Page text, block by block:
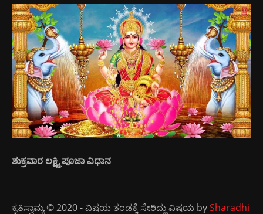
ಶುಕ್ರವಾರ ಲಕ್ಷ್ಮಿ ಪೂಜಾ ವಿಧಾನ
ಕೃತಿಸ್ವಾಮ್ಯ © 2020 - ವಿಷಯ ತಂಡಕ್ಕೆ ಸೇರಿದ್ದು ವಿಷಯ bySharadhi